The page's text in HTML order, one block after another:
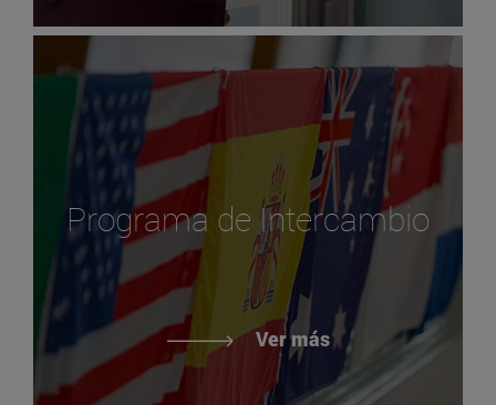
Programa de Intercambio
Ver más